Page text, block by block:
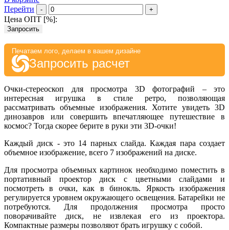
Перейти
- +
Цена ОПТ [%]:
Запросить
Печатаем лого, делаем в вашем дизайне
Запросить расчет
Очки-стереоскоп для просмотра 3D фотографий – это
интересная игрушка в стиле ретро, позволяющая
рассматривать объемные изображения. Хотите увидеть 3D
динозавров или совершить впечатляющее путешествие в
космос? Тогда скорее берите в руки эти 3D-очки!
Каждый диск - это 14 парных слайда. Каждая пара создает
объемное изображение, всего 7 изображений на диске.
Для просмотра объемных картинок необходимо поместить в
портативный проектор диск с цветными слайдами и
посмотреть в очки, как в бинокль. Яркость изображения
регулируется уровнем окружающего освещения. Батарейки не
потребуются. Для продолжения просмотра просто
поворачивайте диск, не извлекая его из проектора.
Компактные размеры позволяют брать игрушку с собой.